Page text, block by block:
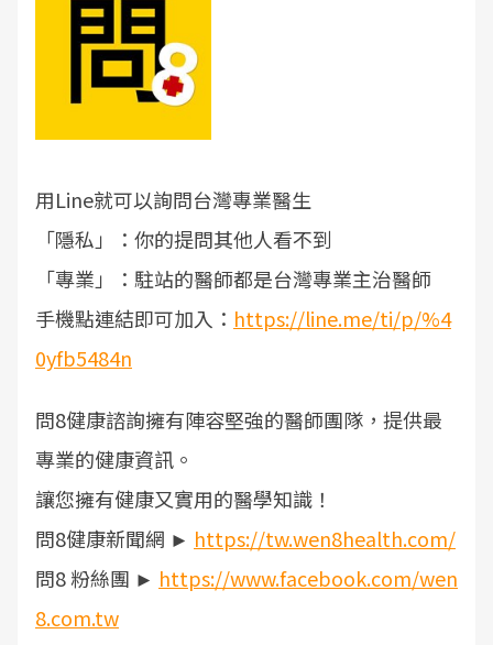
用Line就可以詢問台灣專業醫生
「隱私」：你的提問其他人看不到
「專業」：駐站的醫師都是台灣專業主治醫師
手機點連結即可加入： https://line.me/ti/p/%4
0yfb5484n
問8健康諮詢擁有陣容堅強的醫師團隊，提供最
專業的健康資訊。
讓您擁有健康又實用的醫學知識！
問8健康新聞網 ► https://tw.wen8health.com/
問8 粉絲團 ► https://www.facebook.com/wen
8.com.tw